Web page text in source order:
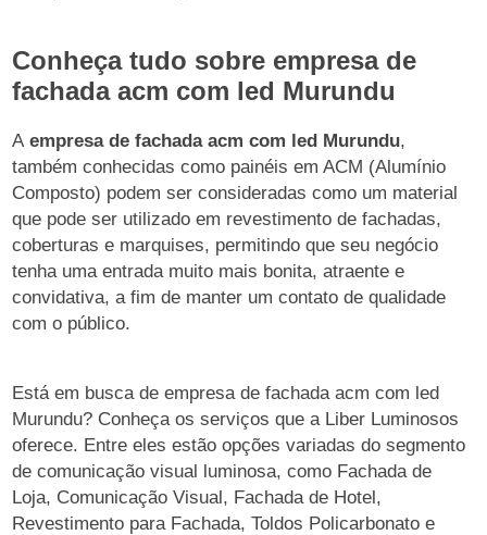
Conheça tudo sobre empresa de
fachada acm com led Murundu
A empresa de fachada acm com led Murundu,
também conhecidas como painéis em ACM (Alumínio
Composto) podem ser consideradas como um material
que pode ser utilizado em revestimento de fachadas,
coberturas e marquises, permitindo que seu negócio
tenha uma entrada muito mais bonita, atraente e
convidativa, a fim de manter um contato de qualidade
com o público.
Está em busca de empresa de fachada acm com led
Murundu? Conheça os serviços que a Liber Luminosos
oferece. Entre eles estão opções variadas do segmento
de comunicação visual luminosa, como Fachada de
Loja, Comunicação Visual, Fachada de Hotel,
Revestimento para Fachada, Toldos Policarbonato e